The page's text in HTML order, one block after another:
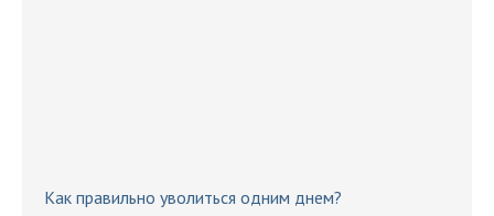
Как правильно уволиться одним днем?